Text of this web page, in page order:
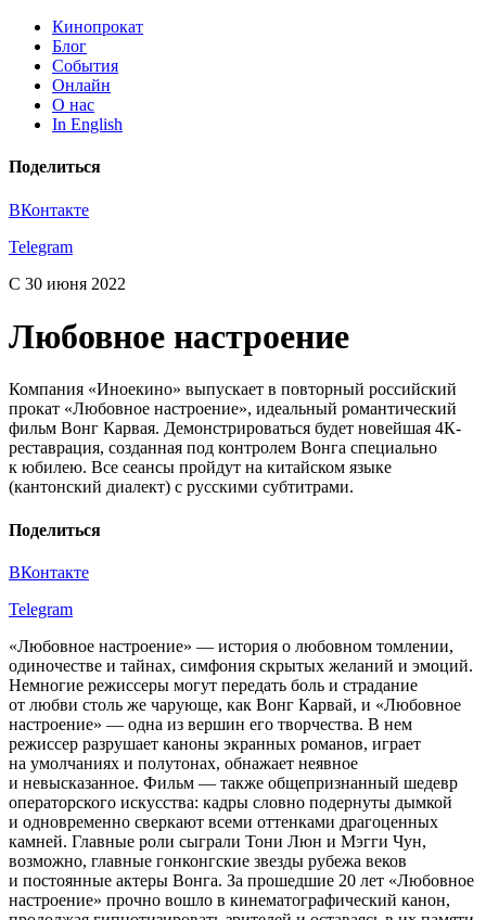
Кинопрокат
Блог
События
Онлайн
О нас
In English
Поделиться
ВКонтакте
Telegram
С 30 июня 2022
Любовное настроение
Компания «Иноекино» выпускает в повторный российский
прокат «Любовное настроение», идеальный романтический
фильм Вонг Карвая. Демонстрироваться будет новейшая 4К-
реставрация, созданная под контролем Вонга специально
к юбилею. Все сеансы пройдут на китайском языке
(кантонский диалект) с русскими субтитрами.
Поделиться
ВКонтакте
Telegram
«Любовное настроение» — история о любовном томлении,
одиночестве и тайнах, симфония скрытых желаний и эмоций.
Немногие режиссеры могут передать боль и страдание
от любви столь же чарующе, как Вонг Карвай, и «Любовное
настроение» — одна из вершин его творчества. В нем
режиссер разрушает каноны экранных романов, играет
на умолчаниях и полутонах, обнажает неявное
и невысказанное. Фильм — также общепризнанный шедевр
операторского искусства: кадры словно подернуты дымкой
и одновременно сверкают всеми оттенками драгоценных
камней. Главные роли сыграли Тони Люн и Мэгги Чун,
возможно, главные гонконгские звезды рубежа веков
и постоянные актеры Вонга. За прошедшие 20 лет «Любовное
настроение» прочно вошло в кинематографический канон,